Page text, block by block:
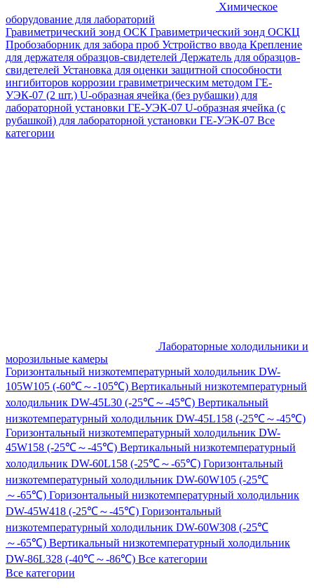
Химическое
оборудование для лабораторий
Гравиметрический зонд ОСК Гравиметрический зонд ОСКЦ
Пробозаборник для забора проб Устройство ввода Крепление
для держателя образцов-свидетелей Держатель для образцов-
свидетелей Установка для оценки защитной способности
ингибиторов коррозии гравиметрическим методом ГЕ-
УЭК-07 (2 шт.) U-образная ячейка (без рубашки) для
лабораторной установки ГЕ-УЭК-07 U-образная ячейка (с
рубашкой) для лабораторной установки ГЕ-УЭК-07 Все
категории
Лабораторные холодильники и
морозильные камеры
Горизонтальный низкотемпературный холодильник DW-
105W105 (-60℃～-105℃) Вертикальный низкотемпературный
холодильник DW-45L30 (-25℃～-45℃) Вертикальный
низкотемпературный холодильник DW-45L158 (-25℃～-45℃)
Горизонтальный низкотемпературный холодильник DW-
45W158 (-25℃～-45℃) Вертикальный низкотемпературный
холодильник DW-60L158 (-25℃～-65℃) Горизонтальный
низкотемпературный холодильник DW-60W105 (-25℃
～-65℃) Горизонтальный низкотемпературный холодильник
DW-45W418 (-25℃～-45℃) Горизонтальный
низкотемпературный холодильник DW-60W308 (-25℃
～-65℃) Вертикальный низкотемпературный холодильник
DW-86L328 (-40℃～-86℃) Все категории
Все категории